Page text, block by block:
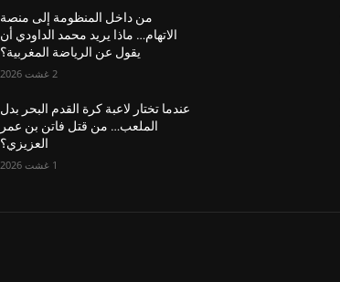
من داخل المنظومة إلى منصة
الاتهام… ماذا يريد محمد الداودي أن
يقول عن الرياضة المغربية؟
2 غشت 2026
عندما تختار لاعبة كرة القدم البحر بدل
الملعب… من قتل فاتن بن عمر
العزيزي؟
1 غشت 2026